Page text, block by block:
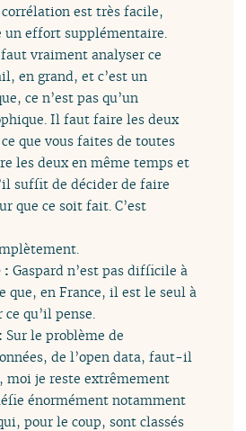
corrélation est très facile,
un effort supplémentaire.
vraiment analyser ce
en grand, et c’est un
ce n’est pas qu’un
Il faut faire les deux
que vous faites de toutes
les deux en même temps et
suffit de décider de faire
que ce soit fait. C’est
:Gaspard n’est pas difficile à
que, en France, il est le seul à
qu’il pense.
Sur le problème de
de l’open data, faut-il
moi je reste extrêmement
énormément notamment
pour le coup, sont classés